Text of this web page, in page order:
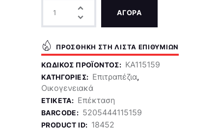
ΑΓΟΡΑ
ΠΡΟΣΘΉΚΗ ΣΤΗ ΛΊΣΤΑ ΕΠΙΘΥΜΙΏΝ
ΚΩΔΙΚΌΣ ΠΡΟΪΌΝΤΟΣ: KA115159
ΚΑΤΗΓΟΡΊΕΣ: Επιτραπέζια,
Οικογενειακά
ΕΤΙΚΈΤΑ: Επέκταση
BARCODE: 5205444115159
PRODUCT ID: 18452